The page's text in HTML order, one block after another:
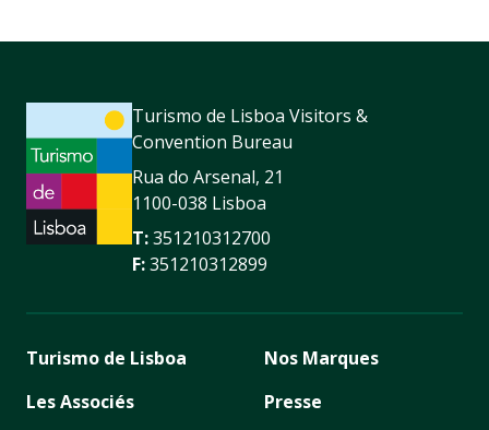
Turismo de Lisboa Visitors &
Convention Bureau
Rua do Arsenal, 21
1100-038 Lisboa
T:351210312700
F:351210312899
Turismo de Lisboa
Les Associés
Nos Marques
Presse